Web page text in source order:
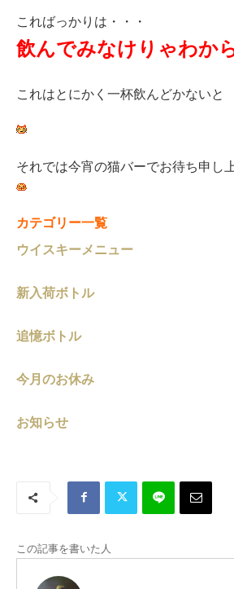
こればっかりは・・・
飲んでみなけりゃわか
これはとにかく一杯飲んどかないと
それでは今宵の猫バーでお待ち申し
カテゴリー一覧
ウイスキーメニュー
新入荷ボトル
追憶ボトル
今月のお休み
お知らせ
この記事を書いた人